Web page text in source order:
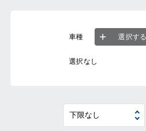
車種 選択する